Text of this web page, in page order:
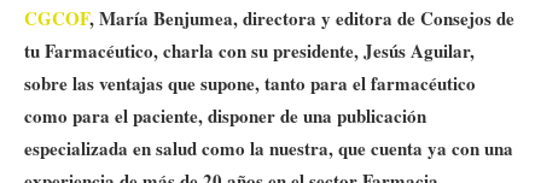
CGCOF, María Benjumea, directora y editora de Consejos de
tu Farmacéutico, charla con su presidente, Jesús Aguilar,
sobre las ventajas que supone, tanto para el farmacéutico
como para el paciente, disponer de una publicación
especializada en salud como la nuestra, que cuenta ya con una